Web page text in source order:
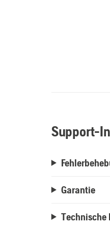
Support-
Garantie
Technische